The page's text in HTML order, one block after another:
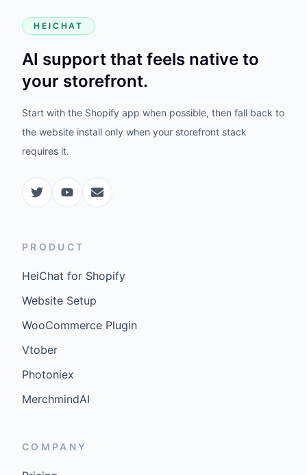
HEICHAT
AI support that feels native to
your storefront.
Start with the Shopify app when possible, then fall back to
the website install only when your storefront stack
requires it.
PRODUCT
HeiChat for Shopify
Website Setup
WooCommerce Plugin
Vtober
Photoniex
MerchmindAI
COMPANY